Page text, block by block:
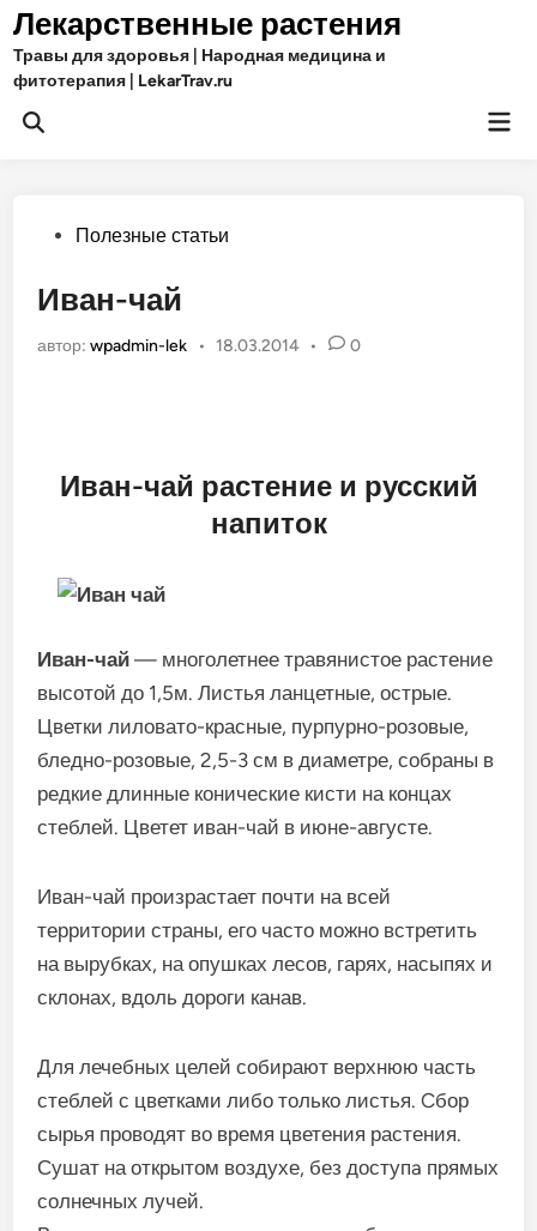
Перейти
содержимому
Лекарственные растения
Травы для здоровья | Народная медицина и
фитотерапия | LekarTrav.ru
Открыть
Опубликовано
Полезные статьи
Иван-чай
автор:wpadmin-lek • 18.03.2014 • 0
Иван-чай растение и русский
напиток
Иван-чай — многолетнее травянистое растение
высотой до 1,5м. Листья ланцетные, острые.
Цветки лиловато-красные, пурпурно-розовые,
бледно-розовые, 2,5-3 см в диаметре, собраны в
редкие длинные конические кисти на концах
стеблей. Цветет иван-чай в июне-августе.
Иван-чай произрастает почти на всей
территории страны, его часто можно встретить
на вырубках, на опушках лесов, гарях, насыпях и
склонах, вдоль дороги канав.
Для лечебных целей собирают верхнюю часть
стеблей с цветками либо только листья. Cбор
сырья проводят во время цветения растения.
Сушат на открытом воздухе, без доступa прямых
солнечных лучей.